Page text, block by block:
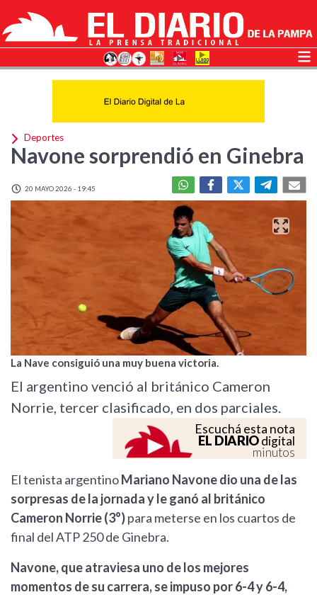
Deportes
Navone sorprendió en Ginebra
20 MAYO 2026 - 19:45
La Nave consiguió una muy buena victoria.
El argentino venció al británico Cameron
Norrie, tercer clasificado, en dos parciales.
Escuchá esta nota
EL DIARIOdigital
minutos
El tenista argentinoMariano Navone dio una de las
sorpresas de la jornada y le ganó al británico
Cameron Norrie (3°)para meterse en los cuartos de
final del ATP 250 de Ginebra.
Navone, que atraviesa uno de los mejores
momentos de su carrera, se impuso por 6-4 y 6-4,